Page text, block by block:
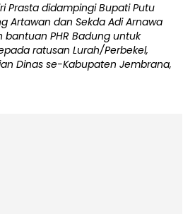
Prasta didampingi Bupati Putu
Artawan dan Sekda Adi Arnawa
bantuan PHR Badung untuk
ratusan Lurah/Perbekel,
Dinas se-Kabupaten Jembrana,